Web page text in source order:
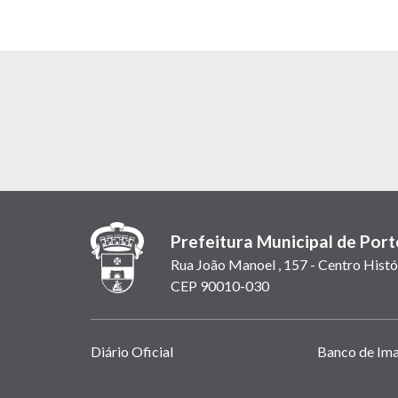
Prefeitura Municipal de
Rua João Manoel , 157 - Centro
CEP 90010-030
Links
Diário Oficial Banco de